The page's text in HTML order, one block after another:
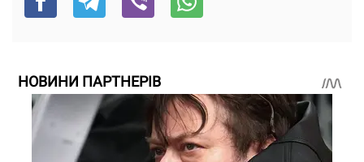
НОВИНИ ПАРТНЕРІВ